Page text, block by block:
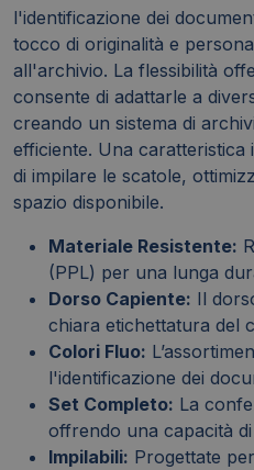
l'identificazione dei
tocco di originalità e
all'archivio. La flessibilità
consente di adattarle a
creando un sistema di
efficiente. Una caratteristica
di impilare le scatole,
spazio disponibile.
Materiale Resistente:
(PPL) per una lunga
Dorso Capiente: Il
chiara etichettatura del
Colori Fluo:
l'identificazione dei
Set Completo: La
offrendo una capacità
Impilabili: Progettate